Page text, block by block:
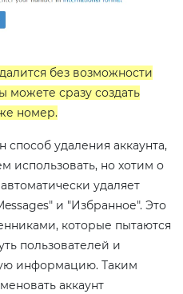
без возможности
можете сразу создать
номер.
удаления аккаунта,
использовать, но хотим о
удаляет
и "Избранное". Это
которые пытаются
пользователей и
информацию. Таким
аккаунт